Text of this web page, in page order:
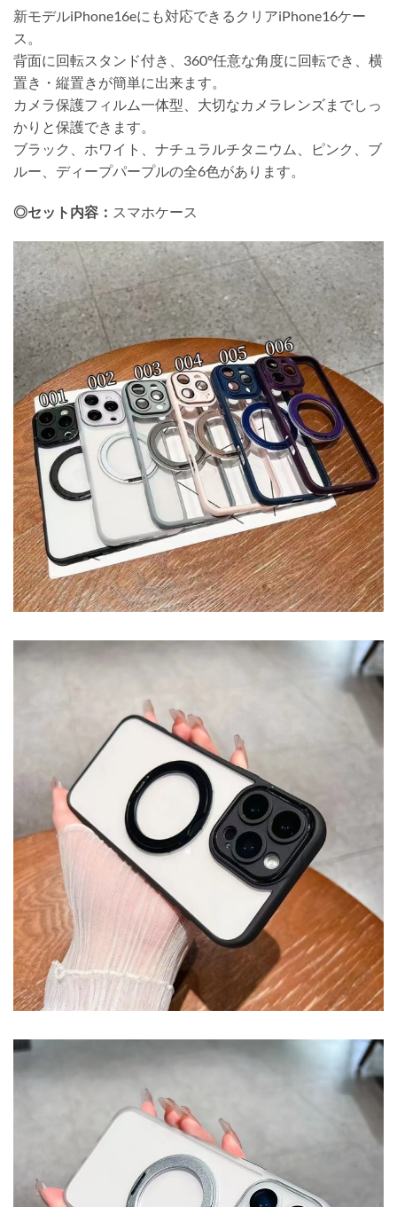
新モデルiPhone16eにも対応できるクリアiPhone16ケー
ス。
背面に回転スタンド付き、360°任意な角度に回転でき、横
置き・縦置きが簡単に出来ます。
カメラ保護フィルム一体型、大切なカメラレンズまでしっ
かりと保護できます。
ブラック、ホワイト、ナチュラルチタニウム、ピンク、ブ
ルー、ディープパープルの全6色があります。
◎セット内容： スマホケース